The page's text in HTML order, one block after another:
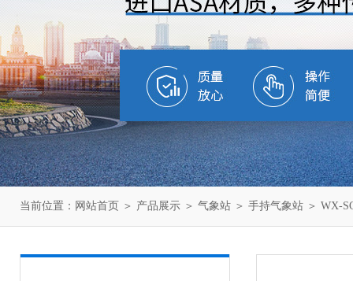
当前位置： 网站首页 ＞ 产品展示 ＞ 气象站 ＞ 手持气象站 ＞ WX-